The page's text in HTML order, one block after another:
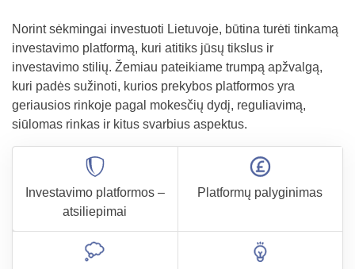
Norint sėkmingai investuoti Lietuvoje, būtina turėti tinkamą
investavimo platformą, kuri atitiks jūsų tikslus ir
investavimo stilių. Žemiau pateikiame trumpą apžvalgą,
kuri padės sužinoti, kurios prekybos platformos yra
geriausios rinkoje pagal mokesčių dydį, reguliavimą,
siūlomas rinkas ir kitus svarbius aspektus.
Investavimo platformos –
atsiliepimai
Platformų palyginimas